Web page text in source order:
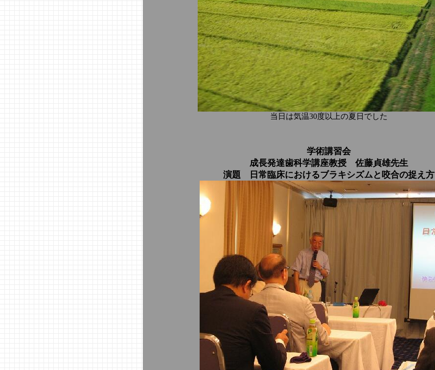
当日は気温30度以上の夏日でした
学術講習会
成長発達歯科学講座教授 佐藤貞雄先生
演題 日常臨床におけるブラキシズムと咬合の捉え方